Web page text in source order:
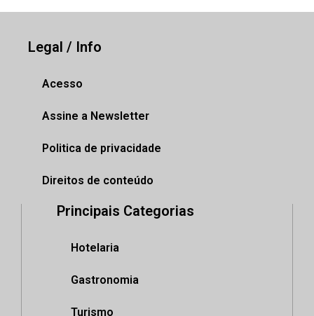
Legal / Info
Acesso
Assine a Newsletter
Politica de privacidade
Direitos de conteúdo
Principais Categorias
Hotelaria
Gastronomia
Turismo